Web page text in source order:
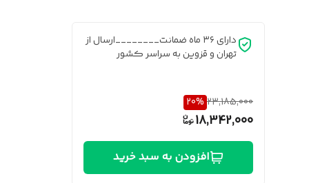
دارای ۳۶ ماه ضمانت________ارسال از
تهران و قزوین به سراسر کشور
23,185,000
20%
18,342,000
افزودن به سبد خرید